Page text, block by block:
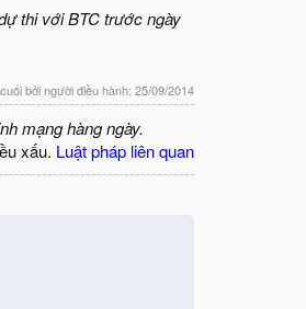
thi với BTC trước ngày
bởi người điều hành: 25/09/2014
mạng hàng ngày.
xấu. Luật pháp liên quan